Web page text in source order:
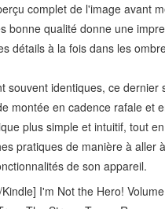
complet de l'image avant
bonne qualité donne une
détails à la fois dans les
souvent identiques, ce
montée en cadence rafale et
plus simple et intuitif, tout
pratiques de manière à aller
de son appareil.
I'm Not the Hero!